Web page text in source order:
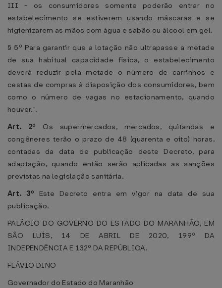
III - os consumidores somente poderão entrar no
estabelecimento se estiverem usando máscaras e se
higienizarem as mãos com água e sabão ou álcool em gel.
§ 5º Para garantir que a lotação não ultrapasse a metade
de sua habitual capacidade física, o estabelecimento
deverá reduzir pela metade o número de carrinhos e
cestas de compras à disposição dos consumidores, bem
como o número de vagas no estacionamento, quando
houver.".
Art. 2º Os supermercados, mercados, quitandas e
congêneres terão o prazo de 48 (quarenta e oito) horas,
contadas da data de publicação deste Decreto, para
adaptação, quando então serão aplicadas as sanções
previstas na legislação sanitária.
Art. 3º Este Decreto entra em vigor na data de sua
publicação.
PALÁCIO DO GOVERNO DO ESTADO DO MARANHÃO, EM
SÃO LUÍS, 14 DE ABRIL DE 2020, 199º DA
INDEPENDÊNCIA E 132º DA REPÚBLICA.
FLÁVIO DINO
Governador do Estado do Maranhão